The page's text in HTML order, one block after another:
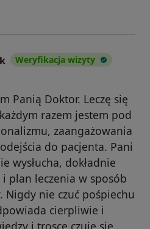
Weryfikacja wizyty
Panią Doktor. Leczę się
razem jestem pod
zaangażowania
do pacjenta. Pani
wysłucha, dokładnie
plan leczenia w sposób
Nigdy nie czuć pośpiechu
cierpliwie i
i trosce czuję się